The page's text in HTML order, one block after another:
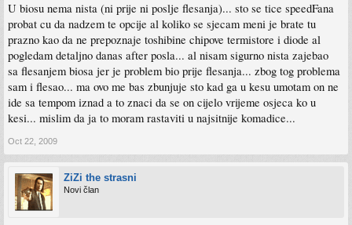
U biosu nema nista (ni prije ni poslje flesanja)... sto se tice speedFana
probat cu da nadzem te opcije al koliko se sjecam meni je brate tu
prazno kao da ne prepoznaje toshibine chipove termistore i diode al
pogledam detaljno danas after posla... al nisam sigurno nista zajebao
sa flesanjem biosa jer je problem bio prije flesanja... zbog tog problema
sam i flesao... ma ovo me bas zbunjuje sto kad ga u kesu umotam on ne
ide sa tempom iznad a to znaci da se on cijelo vrijeme osjeca ko u
kesi... mislim da ja to moram rastaviti u najsitnije komadice...
Oct 22, 2009
ZiZi the strasni
Novi član